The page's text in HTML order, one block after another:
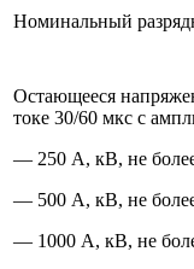
Номинальный
Остающееся
токе 30/60 мкс с
— 250 А, кВ, не
— 500 А, кВ, не
— 1000 А, кВ, не